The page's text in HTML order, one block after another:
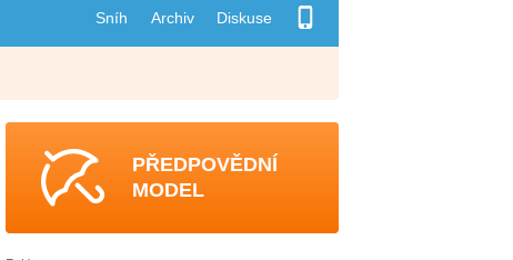
Sníh Archiv Diskuse
PŘEDPOVĚDNÍ
MODEL